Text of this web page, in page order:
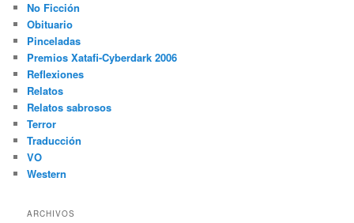
No Ficción
Obituario
Pinceladas
Premios Xatafi-Cyberdark 2006
Reflexiones
Relatos
Relatos sabrosos
Terror
Traducción
VO
Western
ARCHIVOS